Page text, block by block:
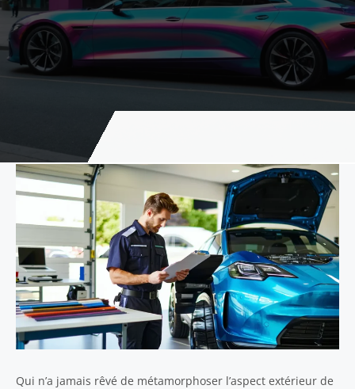
Qui n’a jamais rêvé de métamorphoser l’aspect extérieur de